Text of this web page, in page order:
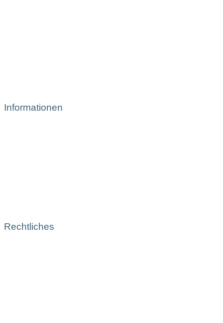
Informationen
Rechtliches